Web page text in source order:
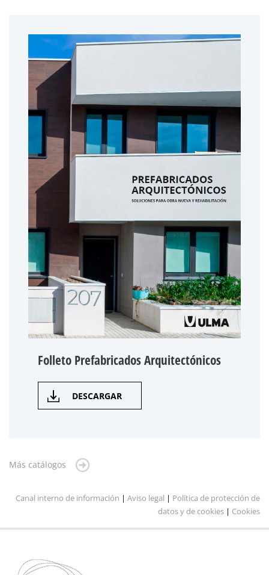
Folleto Prefabricados Arquitectónicos
DESCARGAR
Más catálogos
Canal interno de información | Aviso legal | Política de protección de
datos y de cookies | Cookies